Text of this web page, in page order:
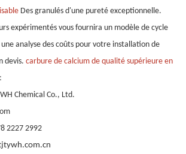
Des granulés d'une pureté exceptionnelle.
expérimentés vous fournira un modèle de cycle
analyse des coûts pour votre installation de
devis. carbure de calcium de qualité supérieure en
Chemical Co., Ltd.
2227 2992